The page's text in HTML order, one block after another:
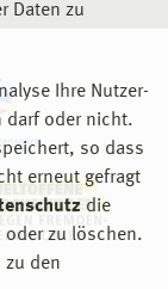
Daten zu
Ihre Nutzer-
darf oder nicht.
so dass
erneut gefragt
die
oder zu löschen.
zu den